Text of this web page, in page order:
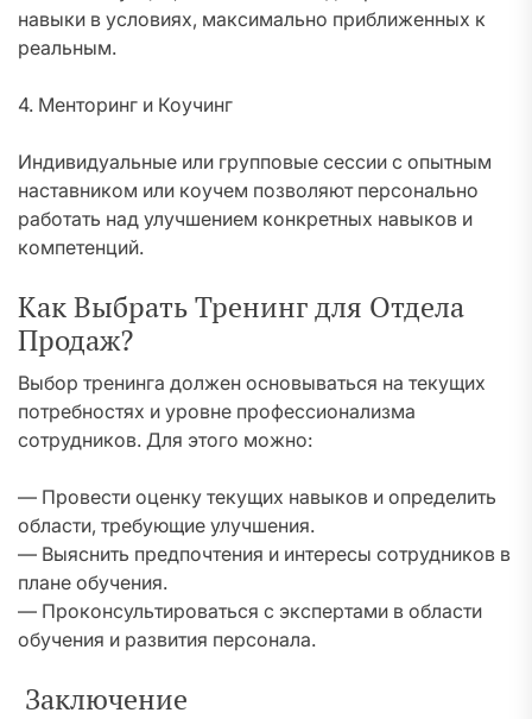
навыки в условиях, максимально приближенных к
реальным.
4. Менторинг и Коучинг
Индивидуальные или групповые сессии с опытным
наставником или коучем позволяют персонально
работать над улучшением конкретных навыков и
компетенций.
Как Выбрать Тренинг для Отдела
Продаж?
Выбор тренинга должен основываться на текущих
потребностях и уровне профессионализма
сотрудников. Для этого можно:
— Провести оценку текущих навыков и определить
области, требующие улучшения.
— Выяснить предпочтения и интересы сотрудников в
плане обучения.
— Проконсультироваться с экспертами в области
обучения и развития персонала.
Заключение